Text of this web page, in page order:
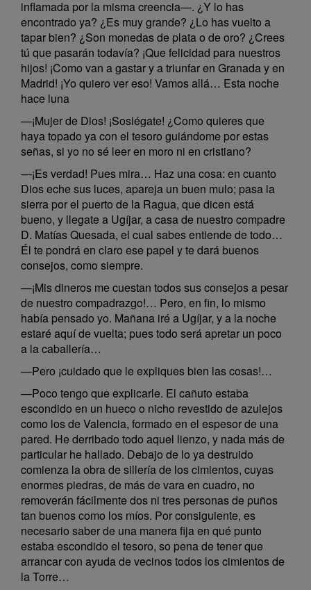
inflamada por la misma creencia—. ¿Y lo has
encontrado ya? ¿Es muy grande? ¿Lo has vuelto a
tapar bien? ¿Son monedas de plata o de oro? ¿Crees
tú que pasarán todavía? ¡Que felicidad para nuestros
hijos! ¡Como van a gastar y a triunfar en Granada y en
Madrid! ¡Yo quiero ver eso! Vamos allá… Esta noche
hace luna
—¡Mujer de Dios! ¡Sosiégate! ¿Como quieres que
haya topado ya con el tesoro guiándome por estas
señas, si yo no sé leer en moro ni en cristiano?
—¡Es verdad! Pues mira… Haz una cosa: en cuanto
Dios eche sus luces, apareja un buen mulo; pasa la
sierra por el puerto de la Ragua, que dicen está
bueno, y llegate a Ugíjar, a casa de nuestro compadre
D. Matías Quesada, el cual sabes entiende de todo…
Él te pondrá en claro ese papel y te dará buenos
consejos, como siempre.
—¡Mis dineros me cuestan todos sus consejos a pesar
de nuestro compadrazgo!… Pero, en fin, lo mismo
había pensado yo. Mañana iré a Ugíjar, y a la noche
estaré aquí de vuelta; pues todo será apretar un poco
a la caballería…
—Pero ¡cuidado que le expliques bien las cosas!…
—Poco tengo que explicarle. El cañuto estaba
escondido en un hueco o nicho revestido de azulejos
como los de Valencia, formado en el espesor de una
pared. He derribado todo aquel lienzo, y nada más de
particular he hallado. Debajo de lo ya destruido
comienza la obra de sillería de los cimientos, cuyas
enormes piedras, de más de vara en cuadro, no
removerán fácilmente dos ni tres personas de puños
tan buenos como los míos. Por consiguiente, es
necesario saber de una manera fija en qué punto
estaba escondido el tesoro, so pena de tener que
arrancar con ayuda de vecinos todos los cimientos de
la Torre…